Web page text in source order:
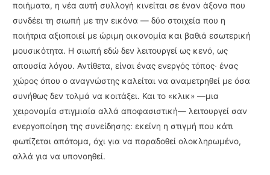
ποιήματα, η νέα αυτή συλλογή κινείται σε έναν άξονα που
συνδέει τη σιωπή με την εικόνα — δύο στοιχεία που η
ποιήτρια αξιοποιεί με ώριμη οικονομία και βαθιά εσωτερική
μουσικότητα. Η σιωπή εδώ δεν λειτουργεί ως κενό, ως
απουσία λόγου. Αντίθετα, είναι ένας ενεργός τόπος∙ ένας
χώρος όπου ο αναγνώστης καλείται να αναμετρηθεί με όσα
συνήθως δεν τολμά να κοιτάξει. Και το «κλικ» —μια
χειρονομία στιγμιαία αλλά αποφασιστική— λειτουργεί σαν
ενεργοποίηση της συνείδησης: εκείνη η στιγμή που κάτι
φωτίζεται απότομα, όχι για να παραδοθεί ολοκληρωμένο,
αλλά για να υπονοηθεί.